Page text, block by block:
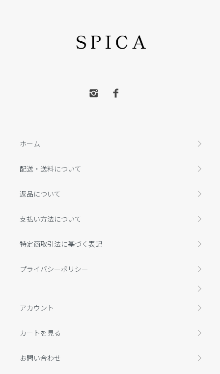
ホーム
配送・送料について
返品について
支払い方法について
特定商取引法に基づく表記
プライバシーポリシー
アカウント
カートを見る
お問い合わせ